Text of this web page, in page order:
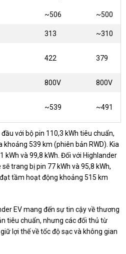
~506 ~500
313 ~310
422 379
800V 800V
~539 ~491
với bộ pin 110,3 kWh tiêu chuẩn,
539 km (phiên bản RWD). Kia
kWh và 99,8 kWh. Đối với Highlander
sẽ trang bị pin 77 kWh và 95,8 kWh,
tầm hoạt động khoảng 515 km
EV mang đến sự tin cậy về thương
tiêu chuẩn, nhưng các đối thủ từ
lợi thế về tốc độ sạc và không gian